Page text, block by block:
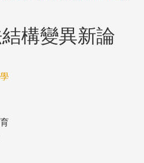
構變異新論